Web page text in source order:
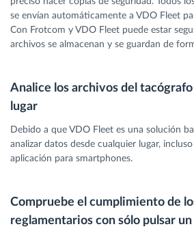
se envían automáticamente a VDO Fleet
Con Frotcom y VDO Fleet puede estar
archivos se almacenan y se guardan de
Analice los archivos del
lugar
Debido a que VDO Fleet es una solución
analizar datos desde cualquier lugar,
aplicación para smartphones.
Compruebe el cumplimiento de
reglamentarios con sólo pulsar